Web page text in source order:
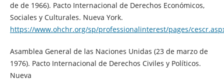
de de 1966). Pacto Internacional de Derechos Económicos,
Sociales y Culturales. Nueva York.
https://www.ohchr.org/sp/professionalinterest/pages/
Asamblea General de las Naciones Unidas (23 de marzo de
1976). Pacto Internacional de Derechos Civiles y Políticos.
Nueva